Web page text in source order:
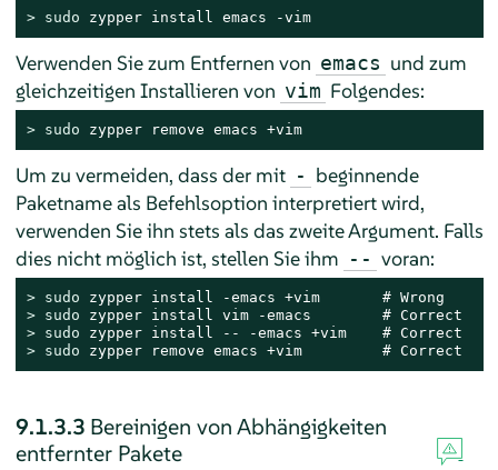
> sudo zypper install emacs -vim
Verwenden Sie zum Entfernen von emacs und zum
gleichzeitigen Installieren von vim Folgendes:
> sudo zypper remove emacs +vim
Um zu vermeiden, dass der mit - beginnende
Paketname als Befehlsoption interpretiert wird,
verwenden Sie ihn stets als das zweite Argument. Falls
dies nicht möglich ist, stellen Sie ihm -- voran:
> sudo
> sudo
> sudo
> sudo zypper remove emacs +vim         # Correct
9.1.3.3 Bereinigen von Abhängigkeiten
entfernter Pakete